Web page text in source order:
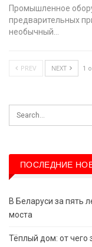
Промышленное
предварительных
необычный…
PREV NEXT 1
ПОСЛЕДНИЕ
В Беларуси за пять
моста
Тёплый дом: от чего